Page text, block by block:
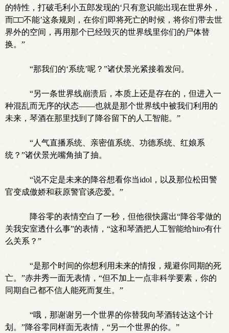
的特性，打破毛利小五郎发现的‘只有意识能出现在世界外，
而□□不能’这条规则，在你们即将死亡的时候，将你们带去世
界外的空间，再用那个已经毁灭的世界线里你们的尸体替
换。”
“那我们的‘系统’呢？”诸伏景光紧接着发问。
“另一条世界线崩溃后，本质上还是存在的，但进入一
种混乱而无序的状态——也就是那个世界线中被我们利用的
未来，琴酒在那里找到了降谷留下的人工智能。”
“人气直播系统、亲密值系统、功德系统、红娘系
统？”诸伏景光嘴角抽了抽。
“说不定是未来的降谷想看你当idol，以及那位松田警
官变成傲娇和萩原警官谈恋爱。”
降谷零的表情空白了一秒，但他很快露出“降谷零做的
关我安室透什么事”的表情，“这和琴酒把人工智能给hiro有什
么关系？”
“是那个时间的你想利用未来的情报，规避你同期的死
亡。”赤井秀一面无表情，“但不加上一点非科学要素，你的
同期自己都不信人能死而复生。”
“哦，那谢谢另一个世界的你替我向琴酒转达这个计
划。”降谷零同样面无表情，“另一个世界的你。”